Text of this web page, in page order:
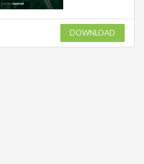
DOWNLOAD